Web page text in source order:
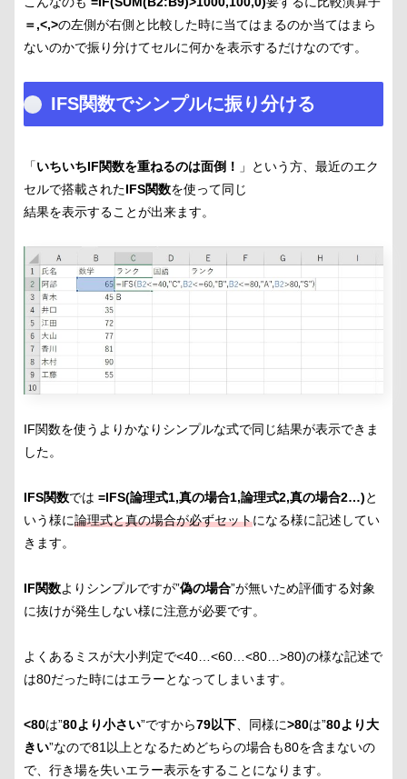
＝,<,>の左側が右側と比較した時に当てはまるのか当てはまら
ないのかで振り分けてセルに何かを表示するだけなのです。
IFS関数でシンプルに振り分ける
「いちいちIF関数を重ねるのは面倒！
」という方、最近のエク
セルで搭載されたIFS関数を使って同じ
結果を表示することが出来ます。
IF関数を使うよりかなりシンプルな式で同じ結果が表示できま
した。
IFS関数では =IFS(論理式1,真の場合1,論理式2,真の場合2…)と
いう様に論理式と真の場合が必ずセットになる様に記述してい
きます。
IF関数よりシンプルですが”偽の場合”が無いため評価する対象
に抜けが発生しない様に注意が必要です。
よくあるミスが大小判定で<40…<60…<80…>80)の様な記述で
は80だった時にはエラーとなってしまいます。
<80は”80より小さい”ですから79以下、同様に>80は”80より大
きい”なので81以上となるためどちらの場合も80を含まないの
で、行き場を失いエラー表示をすることになります。